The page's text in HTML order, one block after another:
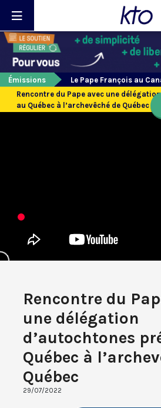
Émissions
Le Pape François au
Rencontre du Pape avec une
au Québec à l’archevêché de Québec
Rencontre du
une délégation
d’autochtones
Québec à
Québec
29/07/2022